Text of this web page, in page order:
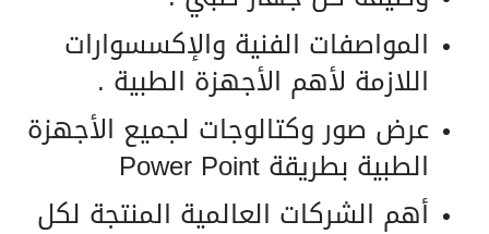
المواصفات الفنية والإكسسوارات
اللازمة لأهم الأجهزة الطبية .
عرض صور وكتالوجات لجميع الأجهزة
الطبية بطريقةPower Point
أهم الشركات العالمية المنتجة لكل